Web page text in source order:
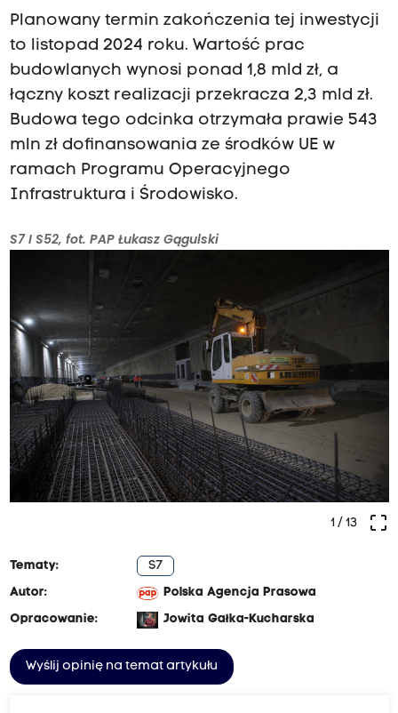
Planowany termin zakończenia tej inwestycji
to listopad 2024 roku. Wartość prac
budowlanych wynosi ponad 1,8 mld zł, a
łączny koszt realizacji przekracza 2,3 mld zł.
Budowa tego odcinka otrzymała prawie 543
mln zł dofinansowania ze środków UE w
ramach Programu Operacyjnego
Infrastruktura i Środowisko.
S7 I S52, fot. PAP Łukasz Gągulski
crop_free
1/ 13
Tematy:
S7
Autor:
Polska Agencja Prasowa
Opracowanie:
Jowita Gałka-Kucharska
Wyślij opinię na temat artykułu